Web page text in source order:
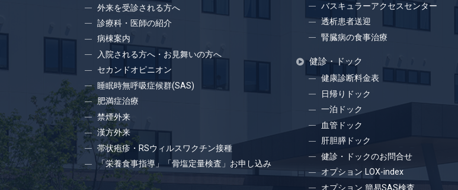
外来を受診される方へ
診療科・医師の紹介
病棟案内
入院される方へ・お見舞いの方へ
セカンドオピニオン
睡眠時無呼吸症候群(SAS)
肥満症治療
禁煙外来
漢方外来
帯状疱疹・RSウィルスワクチン接種
「栄養食事指導」「骨塩定量検査」お申し込み
バスキュラーアクセスセンター
透析患者送迎
腎臓病の食事治療
健診・ドック
健康診断料金表
日帰りドック
一泊ドック
血管ドック
肝胆膵ドック
健診・ドックのお問合せ
オプション LOX-index
オプション 簡易SAS検査